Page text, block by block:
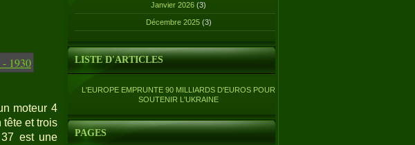
moteur 4
et trois
est une
Janvier 2026 (3)
Décembre 2025 (3)
LISTE D'ARTICLES
L'EUROPE EMPRUNTE 90 MILLIARDS D'EUROS POUR
SOUTENIR L'UKRAINE
PAGES